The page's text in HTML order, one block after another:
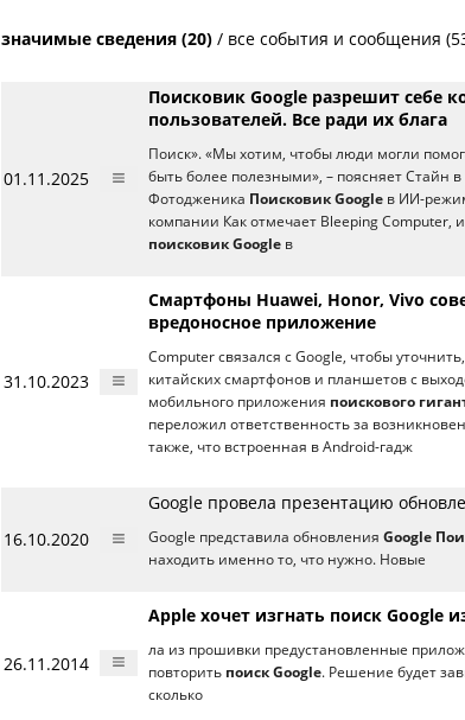
значимые сведения (20) / все события и сообщения
01.11.2025
Поисковик Google разрешит себе
пользователей. Все ради их блага
Поиск». «Мы хотим, чтобы люди могли
быть более полезными», – поясняет Стайн
Фотодженика Поисковик Google в ИИ-
компании Как отмечает Bleeping Computer,
поисковик Google в
31.10.2023
Смартфоны Huawei, Honor, Vivo
вредоносное приложение
Computer связался с Google, чтобы
китайских смартфонов и планшетов с
мобильного приложения поискового
переложил ответственность за
также, что встроенная в Android-гадж
16.10.2020
Google провела презентацию
Google представила обновления Google
находить именно то, что нужно. Новые
26.11.2014
Apple хочет изгнать поиск Google
ла из прошивки предустановленные
повторить поиск Google. Решение будет
сколько